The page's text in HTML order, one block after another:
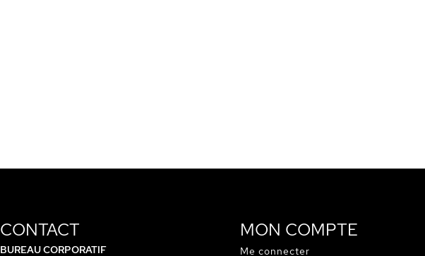
CONTACT
BUREAU CORPORATIF
MON COMPTE
Me connecter